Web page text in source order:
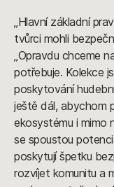
„Hlavní základní
tvůrci mohli
„Opravdu chceme
potřebuje. Kolekce
poskytování
ještě dál, abychom
ekosystému i mimo
se spoustou
poskytují špetku
rozvíjet komunitu a